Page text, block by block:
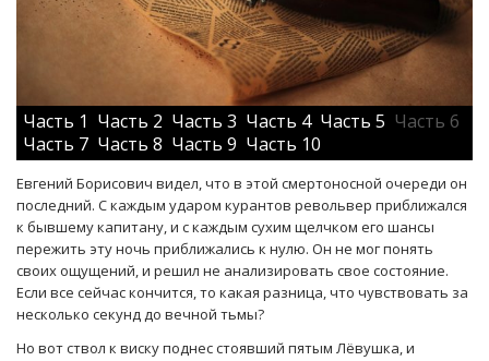
Часть 1 Часть 2 Часть 3 Часть 4 Часть 5 Часть 6
Часть 7 Часть 8 Часть 9 Часть 10
Евгений Борисович видел, что в этой смертоносной очереди он
последний. С каждым ударом курантов револьвер приближался
к бывшему капитану, и с каждым сухим щелчком его шансы
пережить эту ночь приближались к нулю. Он не мог понять
своих ощущений, и решил не анализировать свое состояние.
Если все сейчас кончится, то какая разница, что чувствовать за
несколько секунд до вечной тьмы?
Но вот ствол к виску поднес стоявший пятым Лёвушка, и